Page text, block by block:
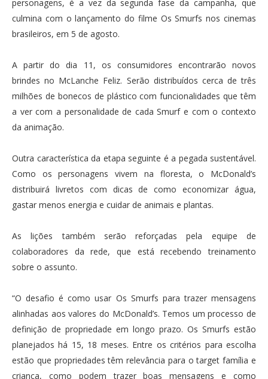
personagens, é a vez da segunda fase da campanha, que
culmina com o lançamento do filme Os Smurfs nos cinemas
brasileiros, em 5 de agosto.
A partir do dia 11, os consumidores encontrarão novos
brindes no McLanche Feliz. Serão distribuídos cerca de três
milhões de bonecos de plástico com funcionalidades que têm
a ver com a personalidade de cada Smurf e com o contexto
da animação.
Outra característica da etapa seguinte é a pegada sustentável.
Como os personagens vivem na floresta, o McDonald’s
distribuirá livretos com dicas de como economizar água,
gastar menos energia e cuidar de animais e plantas.
As lições também serão reforçadas pela equipe de
colaboradores da rede, que está recebendo treinamento
sobre o assunto.
“O desafio é como usar Os Smurfs para trazer mensagens
alinhadas aos valores do McDonald’s. Temos um processo de
definição de propriedade em longo prazo. Os Smurfs estão
planejados há 15, 18 meses. Entre os critérios para escolha
estão que propriedades têm relevância para o target família e
criança, como podem trazer boas mensagens e como